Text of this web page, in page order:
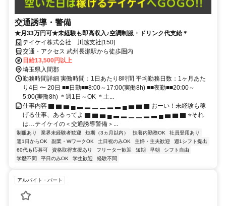
交通誘導・警備
★月33万円可★未経験も即高収入♪空調制服・ドリンク代支給＊
テイケイ株式会社 川越支社[150]
交通・アクセス 武州長瀬駅から徒歩圏内
日給13,500円以上
埼玉県入間郡
勤務時間詳細 実働時間：1日あたり8時間 平均勤務日数：1ヶ月あた
り4日 〜 20日 ■■日勤■■8:00～17:00(実働8h) ■■夜勤■■20:00～
5:00(実働8h) ＊週1日～OK ＊土...
仕事内容 ▇ ▆ ▅ ▄ ▃ ▂ ▁ ▁ ▂ ▃ ▄ ▅ ▆ ▇ おーい！未経験も稼
げる仕事、あるってよ ▇ ▆ ▅ ▄ ▃ ▂ ▁ ▁ ▂ ▃ ▄ ▅ ▆ ▇ ⭐それ
は…テイケイの＜交通誘導警備＞...
制服あり 業界未経験者歓迎 短期（3ヵ月以内） 扶養内勤務OK
社員登用あり
週1日からOK
副業・WワークOK 土日祝のみOK 主婦・主夫歓迎
週1シフト提出
60代も応募可
資格取得支援あり フリーター歓迎 短期 早朝
シフト自由
学歴不問
平日のみOK 学生歓迎 経験不問
アルバイト・パート